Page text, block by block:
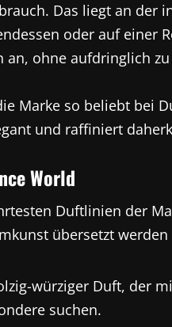
Das liegt an der
oder auf einer
an, ohne aufdringlich
Marke so beliebt bei
und raffiniert
World
Duftlinien der
übersetzt werden
würziger Duft, der
suchen.